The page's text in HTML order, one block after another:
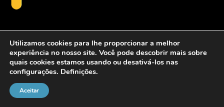
2026 - Personalcob - CNPJ: 12.837.042/0001-60- Todos direitos
Utilizamos cookies para lhe proporcionar a melhor
experiência no nosso site. Você pode descobrir mais sobre
quais cookies estamos usando ou desativá-los nas
configurações. Definições.
Aceitar